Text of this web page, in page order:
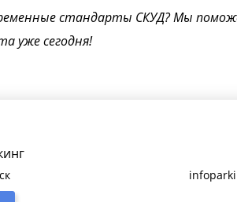
стандарты СКУД? Мы
уже сегодня!